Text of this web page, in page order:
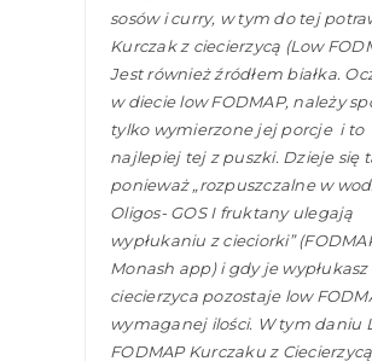
sosów i curry, w tym do tej
Kurczak z ciecierzycą (Low
Jest również źródłem białka.
w diecie low FODMAP, należy
tylko wymierzone jej porcje i to
najlepiej tej z puszki. Dzieje się
ponieważ „rozpuszczalne w
Oligos- GOS I fruktany ulegają
wypłukaniu z cieciorki”
Monash app) i gdy je wypłukasz
ciecierzyca pozostaje low
wymaganej ilości. W tym daniu
FODMAP Kurczaku z Ciecierzycą